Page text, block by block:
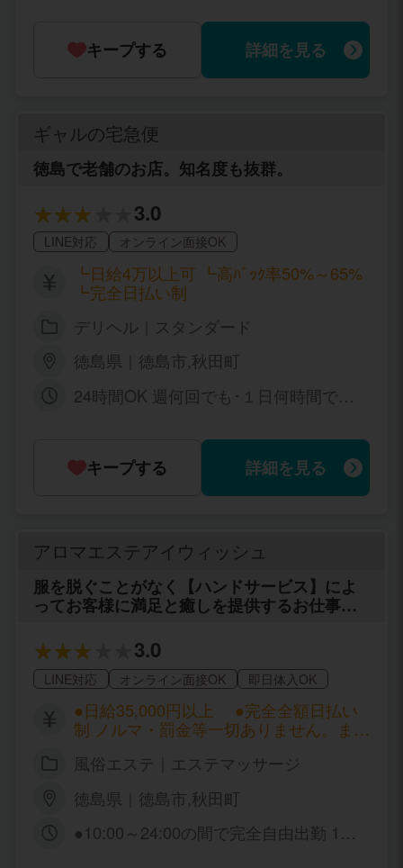
時もあります) ＊週１回、月１回などの
女の子も沢山在籍しております ＊中抜け
キープする 詳細を見る
ギャルの宅急便
徳島で老舗のお店。知名度も抜群。
3.0
LINE対応 オンライン面接OK
┗日給4万以上可 ┗高ﾊﾞｯｸ率50%～65%
┗完全日払い制
デリヘル｜スタンダード
徳島県｜徳島市,秋田町
24時間OK 週何回でも･１日何時間でもO
キープする 詳細を見る
アロマエステアイウィッシュ
服を脱ぐことがなく【ハンドサービス】によ
ってお客様に満足と癒しを提供するお仕事で
る事などがありましたら何でもお気軽に相談
して下さい。 自分の夢や目標を持って頑張っ
て働く女の子を応援しています(^^♪
3.0
LINE対応 オンライン面接OK 即日体入OK
●日給35,000円以上 ●完全全額日払い
制 ノルマ・罰金等一切ありません。また
風俗エステ｜エステマッサージ
徳島県｜徳島市,秋田町
●10:00～24:00の間で完全自由出勤 1日2